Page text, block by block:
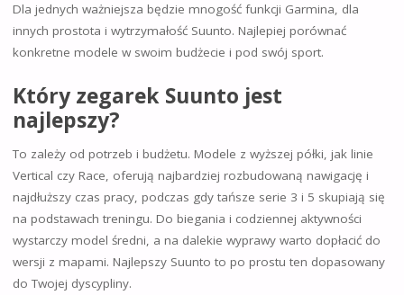
Dla jednych ważniejsza będzie mnogość funkcji Garmina, dla
innych prostota i wytrzymałość Suunto. Najlepiej porównać
konkretne modele w swoim budżecie i pod swój sport.
Który zegarek Suunto jest
najlepszy?
To zależy od potrzeb i budżetu. Modele z wyższej półki, jak linie
Vertical czy Race, oferują najbardziej rozbudowaną nawigację i
najdłuższy czas pracy, podczas gdy tańsze serie 3 i 5 skupiają się
na podstawach treningu. Do biegania i codziennej aktywności
wystarczy model średni, a na dalekie wyprawy warto dopłacić do
wersji z mapami. Najlepszy Suunto to po prostu ten dopasowany
do Twojej dyscypliny.